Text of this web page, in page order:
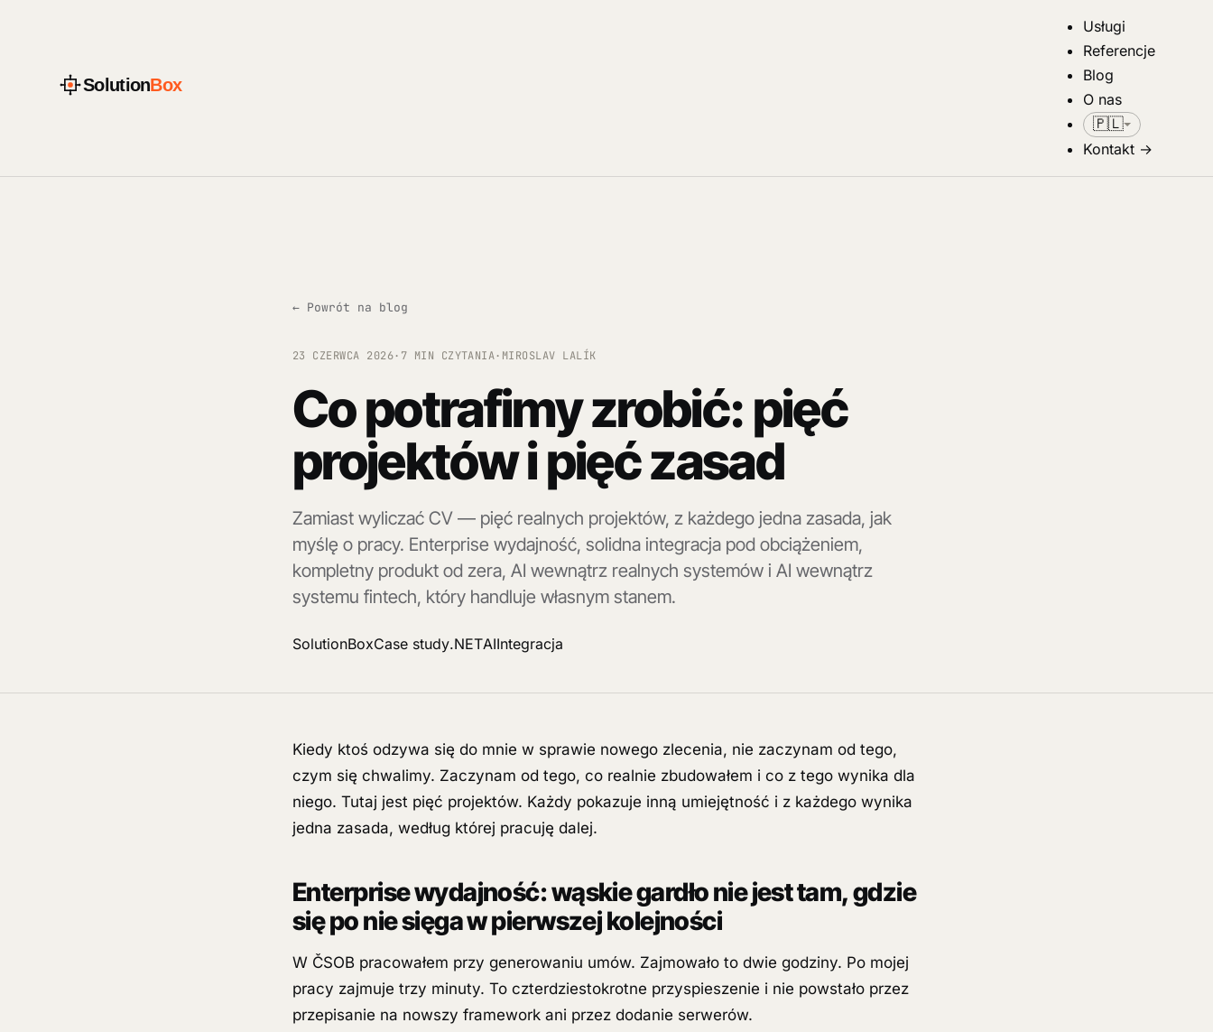
SolutionBox
Usługi
Referencje
Blog
O nas
🇵🇱
Kontakt →
← Powrót na blog
23 CZERWCA 2026· 7 MIN CZYTANIA· MIROSLAV LALÍK
Co potrafimy zrobić: pięć
projektów i pięć zasad
Zamiast wyliczać CV — pięć realnych projektów, z każdego jedna zasada, jak
myślę o pracy. Enterprise wydajność, solidna integracja pod obciążeniem,
kompletny produkt od zera, AI wewnątrz realnych systemów i AI wewnątrz
systemu fintech, który handluje własnym stanem.
SolutionBoxCase study.NETAIIntegracja
Kiedy ktoś odzywa się do mnie w sprawie nowego zlecenia, nie zaczynam od tego,
czym się chwalimy. Zaczynam od tego, co realnie zbudowałem i co z tego wynika dla
niego. Tutaj jest pięć projektów. Każdy pokazuje inną umiejętność i z każdego wynika
jedna zasada, według której pracuję dalej.
Enterprise wydajność: wąskie gardło nie jest tam, gdzie
się po nie sięga w pierwszej kolejności
W ČSOB pracowałem przy generowaniu umów. Zajmowało to dwie godziny. Po mojej
pracy zajmuje trzy minuty. To czterdziestokrotne przyspieszenie i nie powstało przez
przepisanie na nowszy framework ani przez dodanie serwerów.